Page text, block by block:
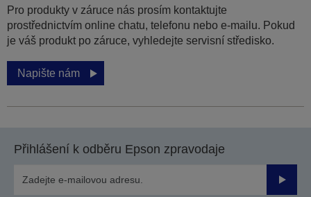
Pro produkty v záruce nás prosím kontaktujte
prostřednictvím online chatu, telefonu nebo e-mailu. Pokud
je váš produkt po záruce, vyhledejte servisní středisko.
Napište nám
Přihlášení k odběru Epson zpravodaje